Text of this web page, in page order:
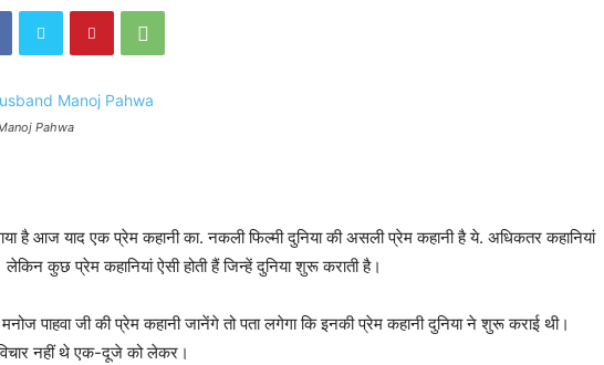
Pahwa
है आज याद एक प्रेम कहानी का. नकली फिल्मी दुनिया की असली प्रेम कहानी है ये. अधिकतर कहानियां
कुछ प्रेम कहानियां ऐसी होती हैं जिन्हें दुनिया शुरू कराती है।
पाहवा जी की प्रेम कहानी जानेंगे तो पता लगेगा कि इनकी प्रेम कहानी दुनिया ने शुरू कराई थी।
नहीं थे एक-दूजे को लेकर।